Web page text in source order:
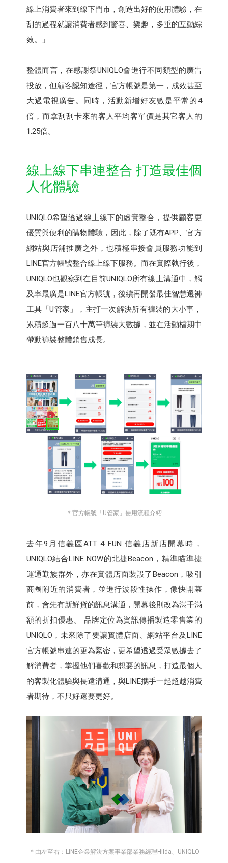
線上消費者來到線下門市，創造出好的使用體驗，在
刮的過程就讓消費者感到驚喜、樂趣，多重的互動綜
效。」
整體而言，在感謝祭UNIQLO會進行不同類型的廣告
投放，但顧客認知途徑，官方帳號是第一，成效甚至
大過電視廣告。同時，活動新增好友數是平常的4
倍，而拿刮刮卡來的客人平均客單價是其它客人的
1.25倍。
線上線下串連整合 打造最佳個
人化體驗
UNIQLO希望透過線上線下的虛實整合，提供顧客更
優質與便利的購物體驗，因此，除了既有APP、官方
網站與店舖推廣之外，也積極串接會員服務功能到
LINE官方帳號整合線上線下服務。而在實際執行後，
UNIQLO也觀察到在目前UNIQLO所有線上溝通中，觸
及率最廣是LINE官方帳號，後續再開發最佳智慧選褲
工具「U管家」，主打一次解決所有褲裝的大小事，
累積超過一百八十萬筆褲裝大數據，並在活動檔期中
帶動褲裝整體銷售成長。
＊官方帳號「U管家」使用流程介紹
去年9月信義區ATT 4 FUN 信義店新店開幕時，
UNIQLO結合LINE NOW的北捷Beacon，精準瞄準捷
運通勤族群外，亦在實體店面裝設了Beacon，吸引
商圈附近的消費者，並進行波段性操作，像快開幕
前，會先有新鮮貨的訊息溝通，開幕後則改為滿千滿
額的折扣優惠。 品牌定位為資訊傳播製造零售業的
UNIQLO，未來除了要讓實體店面、網站平台及LINE
官方帳號串連的更為緊密，更希望透過受眾數據去了
解消費者，掌握他們喜歡和想要的訊息，打造最個人
的客製化體驗與長遠溝通，與LINE攜手一起超越消費
者期待，不只好還要更好。
＊由左至右：LINE企業解決方案事業部業務經理Hilda、UNIQLO